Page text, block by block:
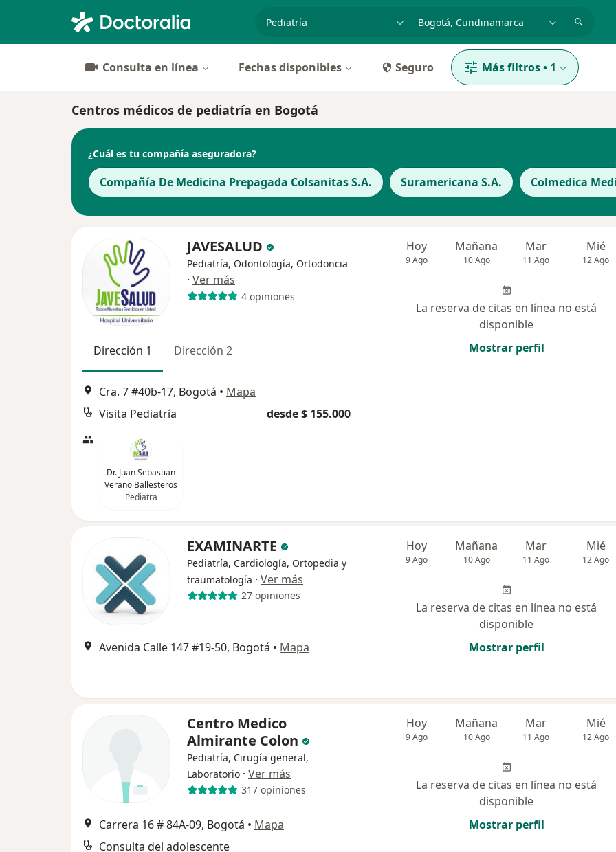
especialidad, enfermedad o nombre
p. ej. Bogotá
Consulta en línea Fechas disponibles Seguro Más filtros• 1
Centros médicos de pediatría en Bogotá
¿Cuál es tu compañía aseguradora?
Compañía De Medicina Prepagada Colsanitas S.A. Suramericana S.A. Colmedica
JAVESALUD
Pediatría, Odontología, Ortodoncia
· Ver más
4 opiniones
Dirección 1 Dirección 2
Cra. 7 #40b-17, Bogotá • Mapa
Visita Pediatría
desde $ 155.000
Dr. Juan Sebastian
Verano Ballesteros
Pediatra
Hoy
9 Ago
Mañana
10 Ago
Mar
11 Ago
Mié
12 Ago
La reserva de citas en línea no está
disponible
Mostrar perfil
EXAMINARTE
Pediatría, Cardiología, Ortopedia y
traumatología · Ver más
27 opiniones
Avenida Calle 147 #19-50, Bogotá • Mapa
Hoy
9 Ago
Mañana
10 Ago
Mar
11 Ago
Mié
12 Ago
La reserva de citas en línea no está
disponible
Mostrar perfil
Centro Medico
Almirante Colon
Pediatría, Cirugía general,
Laboratorio · Ver más
317 opiniones
Carrera 16 # 84A-09, Bogotá • Mapa
Consulta del adolescente
Hoy
9 Ago
Mañana
10 Ago
Mar
11 Ago
Mié
12 Ago
La reserva de citas en línea no está
disponible
Mostrar perfil